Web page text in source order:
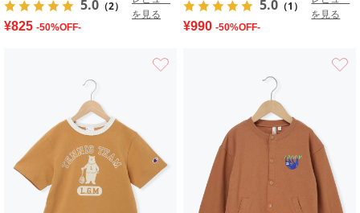
5.0 （2）
を見る
¥825 -50%OFF-
5.0 （1）
を見る
¥990 -50%OFF-